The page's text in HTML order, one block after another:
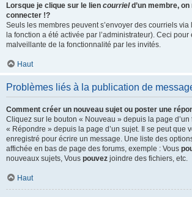
Lorsque je clique sur le lien courrield’un membre,
connecter !?
Seuls les membres peuvent s’envoyer des courriels
la fonction a été activée par l’administrateur). Ceci pour
malveillante de la fonctionnalité par les invités.
Haut
Problèmes liés à la publication de
Comment créer un nouveau sujet ou poster une
Cliquez sur le bouton « Nouveau » depuis la page d’un
« Répondre » depuis la page d’un sujet. Il se peut que
enregistré pour écrire un message. Une liste des
affichée en bas de page des forums, exemple : Vous
nouveaux sujets, Vous pouvez joindre des fichiers, etc.
Haut